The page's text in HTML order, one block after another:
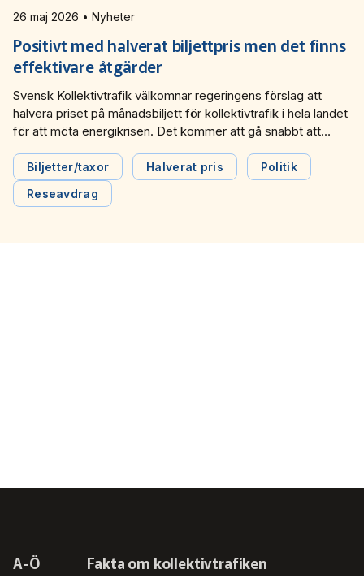
26 maj 2026 • Nyheter
Positivt med halverat biljettpris men det finns
effektivare åtgärder
Svensk Kollektivtrafik välkomnar regeringens förslag att
halvera priset på månadsbiljett för kollektivtrafik i hela landet
för att möta energikrisen. Det kommer att gå snabbt att
få stor betydelse för ekonomiskt utsatta grupper,
exempelvis låginkomsttagare utan bil. Men det finns andra
effektiva åtgärder att genomföra, som att […]
Biljetter/taxor Halverat pris
Politik
Reseavdrag
A-Ö Fakta om kollektivtrafiken